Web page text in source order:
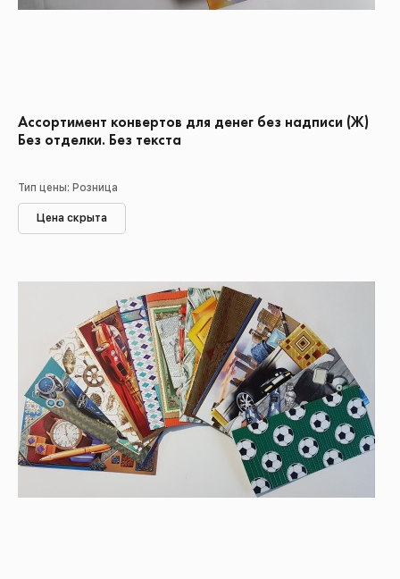
Ассортимент конвертов для денег без надписи (Ж)
Без отделки. Без текста
Тип цены: Розница
Цена скрыта